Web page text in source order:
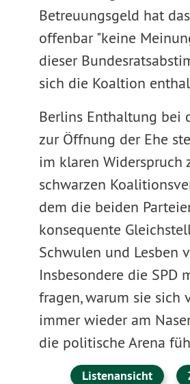
Betreuungsgeld hat
offenbar "keine
dieser
sich die Koaltion
Berlins Enthaltung bei
zur Öffnung der Ehe
im klaren Widerspruch
schwarzen
dem die beiden
konsequente
Schwulen und Lesben
Insbesondere die SPD
fragen, warum sie sich
immer wieder am
die politische Arena
Listenansicht